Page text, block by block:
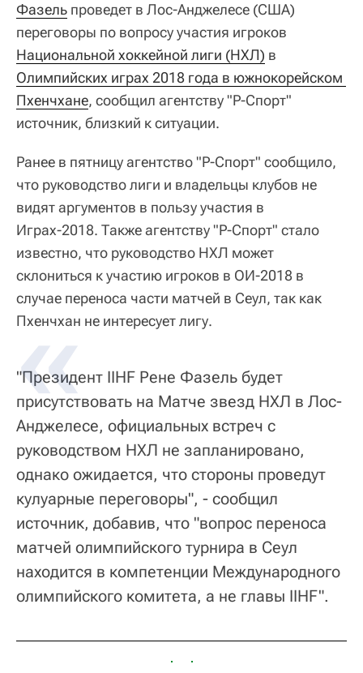
Фазель проведет в Лос-Анджелесе (США)
переговоры по вопросу участия игроков
Национальной хоккейной лиги (НХЛ) в
Олимпийских играх 2018 года в южнокорейском
Пхенчхане, сообщил агентству "Р-Спорт"
источник, близкий к ситуации.
Ранее в пятницу агентство "Р-Спорт" сообщило,
что руководство лиги и владельцы клубов не
видят аргументов в пользу участия в
Играх-2018. Также агентству "Р-Спорт" стало
известно, что руководство НХЛ может
склониться к участию игроков в ОИ-2018 в
случае переноса части матчей в Сеул, так как
Пхенчхан не интересует лигу.
"Президент IIHF Рене Фазель будет
присутствовать на Матче звезд НХЛ в Лос-
Анджелесе, официальных встреч с
руководством НХЛ не запланировано,
однако ожидается, что стороны проведут
кулуарные переговоры", - сообщил
источник, добавив, что "вопрос переноса
матчей олимпийского турнира в Сеул
находится в компетенции Международного
олимпийского комитета, а не главы IIHF".